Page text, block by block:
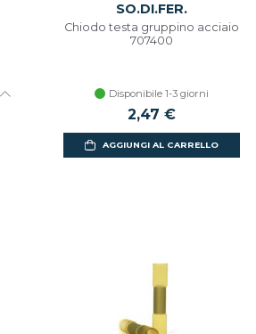
SO.DI.FER.
Chiodo testa gruppino acciaio
707400
Disponibile 1-3 giorni
2,47 €
AGGIUNGI AL CARRELLO